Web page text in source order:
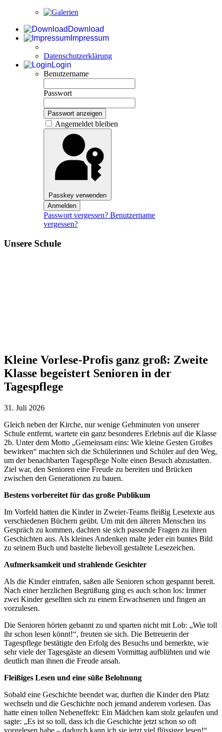
Download
Impressum
Datenschutzerklärung
Login
Benutzername
Passwort
Passwort anzeigen
Angemeldet bleiben
Passkey verwenden
Anmelden
Passwort vergessen? Benutzername
vergessen?
Unsere Schule
Kleine Vorlese-Profis ganz groß: Zweite
Klasse begeistert Senioren in der
Tagespflege
31. Juli 2026
Gleich neben der Kirche, nur wenige Gehminuten von unserer
Schule entfernt, wartete ein ganz besonderes Erlebnis auf die Klasse
2b. Unter dem Motto „Gemeinsam eins: Wie kleine Gesten Großes
bewirken“ machten sich die Schülerinnen und Schüler auf den Weg,
um der benachbarten Tagespflege Nolte einen Besuch abzustatten.
Ziel war, den Senioren eine Freude zu bereiten und Brücken
zwischen den Generationen zu bauen.
Bestens vorbereitet für das große Publikum
Im Vorfeld hatten die Kinder in Zweier-Teams fleißig Lesetexte aus
verschiedenen Büchern geübt. Um mit den älteren Menschen ins
Gespräch zu kommen, dachten sie sich passende Fragen zu ihren
Geschichten aus. Als kleines Andenken malte jeder ein buntes Bild
zu seinem Buch und bastelte liebevoll gestaltete Lesezeichen.
Aufmerksamkeit und strahlende Gesichter
Als die Kinder eintrafen, saßen alle Senioren schon gespannt bereit.
Nach einer herzlichen Begrüßung ging es auch schon los: Immer
zwei Kinder gesellten sich zu einem Erwachsenen und fingen an
vorzulesen.
Die Senioren hörten gebannt zu und sparten nicht mit Lob: „Wie toll
ihr schon lesen könnt!“, freuten sie sich. Die Betreuerin der
Tagespflege bestätigte den Erfolg des Besuchs und bemerkte, wie
sehr viele der Tagesgäste an diesem Vormittag aufblühten und wie
deutlich man ihnen die Freude ansah.
Fleißiges Lesen und eine süße Belohnung
Sobald eine Geschichte beendet war, durften die Kinder den Platz
wechseln und die Geschichte noch jemand anderem vorlesen. Das
hatte einen tollen Nebeneffekt: Ein Mädchen kam stolz gelaufen und
sagte: „Es ist so toll, dass ich die Geschichte jetzt schon so oft